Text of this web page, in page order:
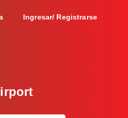
Ingresar/ Registrarse